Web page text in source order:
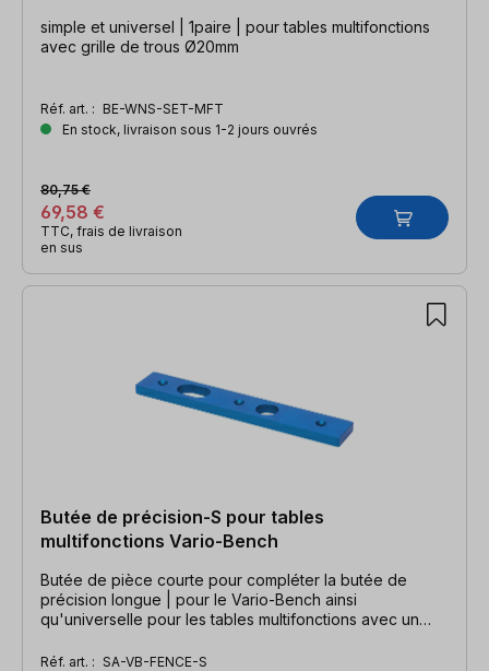
simple et universel | 1paire | pour tables multifonctions
avec grille de trous Ø20mm
Réf. art. : BE-WNS-SET-MFT
En stock, livraison sous 1-2 jours ouvrés
69,58 €
80,75 €
TTC, frais de livraison
en sus
Butée de précision-S pour tables
multifonctions Vario-Bench
Butée de pièce courte pour compléter la butée de
précision longue | pour le Vario-Bench ainsi
qu'universelle pour les tables multifonctions avec un
Réf. art. : SA-VB-FENCE-S